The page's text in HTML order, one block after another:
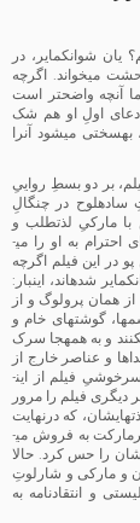
یان شوانکمایر، در
می­خواند. اگرچه
آن­چه واضح­تر است
اولِ او هم شک
به­سختی می­شود آن­را
بر دو بسطِ رواییِ
در چنگالِ
با مارکیِ لذت­طلب و
احترام به او را می­
در این فیلم اگرچه
شده­اند، این­بار:
همان پرولوگ و از
گوشت­های خام و
و به همه­جا سرک
و عناصر خارج از
فیلم از این­
فیلم را مرور
که درنهایت
به فروش می­
را حس کرد. حالا
و مارکی و شارلوتِ
و انتقادنامه به